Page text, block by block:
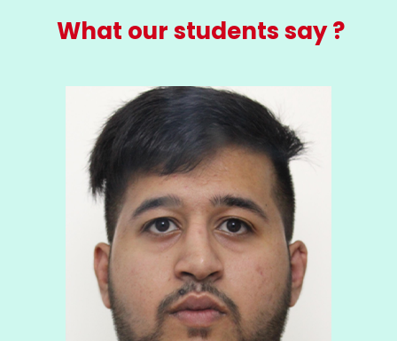
What our students say ?